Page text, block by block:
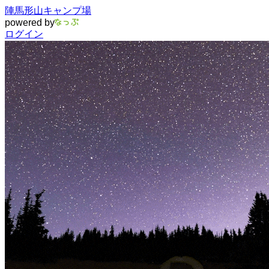
陣馬形山キャンプ場
powered by
ログイン